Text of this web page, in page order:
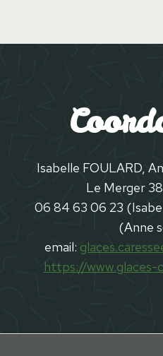
Isabelle FOULARD,
Le Merger
06 84 63 06 23
(Anne
email:
https://